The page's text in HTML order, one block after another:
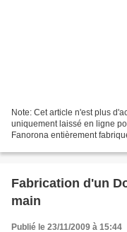
Note: Cet article n'est plus
uniquement laissé en ligne
Fanorona entièrement
Fabrication d'un
main
Publié le 23/11/2009 à 15:44